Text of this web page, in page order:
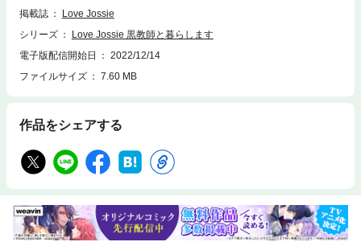
掲載誌
Love Jossie
シリーズ
Love Jossie 黒教師と暮らします
電子版配信開始日
2022/12/14
ファイルサイズ
7.60 MB
作品をシェアする